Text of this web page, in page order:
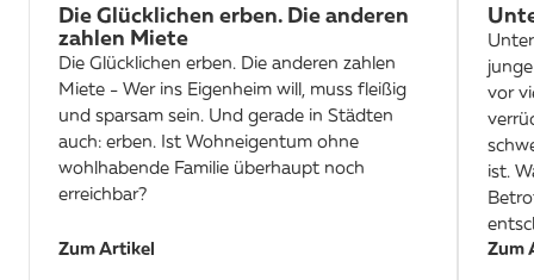
Die Glücklichen erben. Die anderen
zahlen Miete
Die Glücklichen erben. Die anderen zahlen
Miete - Wer ins Eigenheim will, muss fleißig
und sparsam sein. Und gerade in Städten
auch: erben. Ist Wohneigentum ohne
wohlhabende Familie überhaupt noch
erreichbar?
Zum Artikel
vor
ist.
Zum